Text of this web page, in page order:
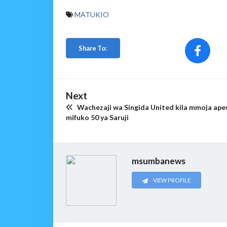
MATUKIO
Share To:
Next
Wachezaji wa Singida United kila mmoja
mifuko 50 ya Saruji
msumbanews
VIEW PROFILE